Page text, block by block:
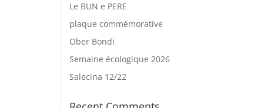
Le BUN e PERE
plaque commémorative
Ober Bondi
Semaine écologique 2026
Salecina 12/22